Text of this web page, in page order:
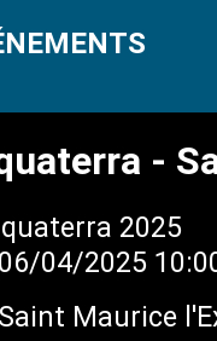
-
06/04/2025
Saint Maurice